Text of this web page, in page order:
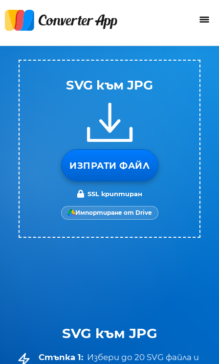
SVG към JPG
Стъпка 1: Избери до 20 SVG файла и
SVG към JPG
ИЗПРАТИ ФАЙЛ
SSL криптиран
Импортиране от Drive